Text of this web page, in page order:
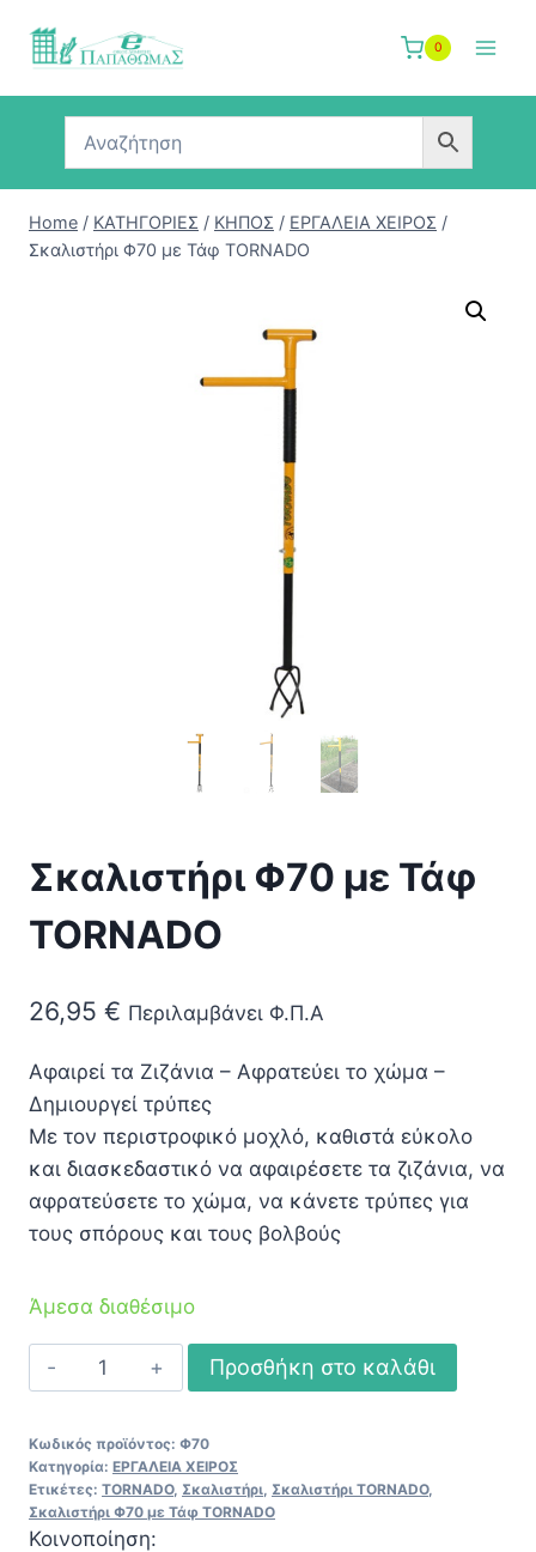
0
Home / ΚΑΤΗΓΟΡΙΕΣ / ΚΗΠΟΣ / ΕΡΓΑΛΕΙΑ ΧΕΙΡΟΣ /
Σκαλιστήρι Φ70 με Τάφ TORNADO
Σκαλιστήρι Φ70 με Τάφ
TORNADO
26,95 € Περιλαμβάνει Φ.Π.Α
Αφαιρεί τα Ζιζάνια – Αφρατεύει το χώμα –
Δημιουργεί τρύπες
Με τον περιστροφικό μοχλό, καθιστά εύκολο
και διασκεδαστικό να αφαιρέσετε τα ζιζάνια, να
αφρατεύσετε το χώμα, να κάνετε τρύπες για
τους σπόρους και τους βολβούς
Άμεσα διαθέσιμο
Σκαλιστήρι
Φ70
Τάφ
TORNADO
ποσότητα
Προσθήκη στο καλάθι
Κωδικός προϊόντος: Φ70
Κατηγορία: ΕΡΓΑΛΕΙΑ ΧΕΙΡΟΣ
Ετικέτες: TORNADO, Σκαλιστήρι Σκαλιστήρι TORNADO,
Σκαλιστήρι Φ70 με Τάφ TORNADO
Κοινοποίηση: